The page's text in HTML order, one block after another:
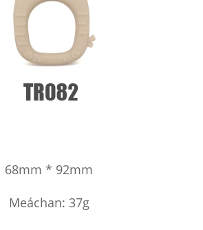
68mm * 92mm
Meáchan: 37g